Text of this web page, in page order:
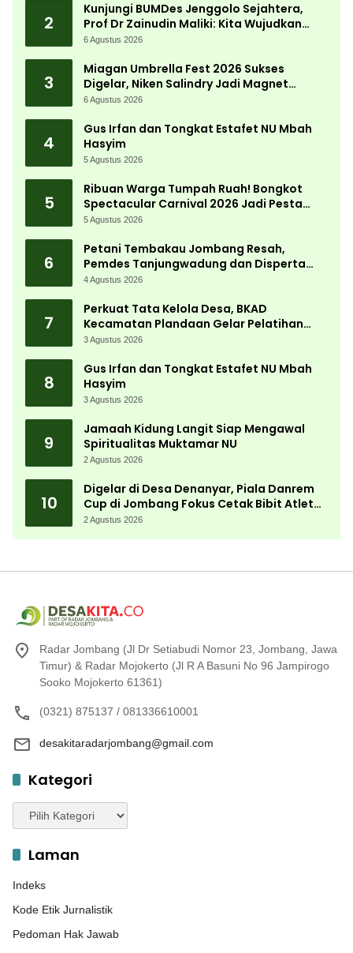
2
Kunjungi BUMDes Jenggolo Sejahtera,
Prof Dr Zainudin Maliki: Kita Wujudkan
Kemandirian Ekonomi dengan Potensi
6 Agustus 2026
3
Miagan Umbrella Fest 2026 Sukses
Digelar, Niken Salindry Jadi Magnet
Ribuan Pengunjung
6 Agustus 2026
4
Gus Irfan dan Tongkat Estafet NU Mbah
Hasyim
5 Agustus 2026
5
Ribuan Warga Tumpah Ruah! Bongkot
Spectacular Carnival 2026 Jadi Pesta
Kemerdekaan Terbesar di Peterongan
5 Agustus 2026
6
Petani Tembakau Jombang Resah,
Pemdes Tanjungwadung dan Disperta
Bergerak Cepat
4 Agustus 2026
7
Perkuat Tata Kelola Desa, BKAD
Kecamatan Plandaan Gelar Pelatihan
Aparatur Pemdes
3 Agustus 2026
8
Gus Irfan dan Tongkat Estafet NU Mbah
Hasyim
3 Agustus 2026
9
Jamaah Kidung Langit Siap Mengawal
Spiritualitas Muktamar NU
2 Agustus 2026
10
Digelar di Desa Denanyar, Piala Danrem
Cup di Jombang Fokus Cetak Bibit Atlet
Menembak Berprestasi
2 Agustus 2026
Radar Jombang (Jl Dr Setiabudi Nomor 23, Jombang, Jawa
Timur) & Radar Mojokerto (Jl R A Basuni No 96 Jampirogo
Sooko Mojokerto 61361)
(0321) 875137 / 081336610001
desakitaradarjombang@gmail.com
Kategori
Kategori
Laman
Indeks
Kode Etik Jurnalistik
Pedoman Hak Jawab